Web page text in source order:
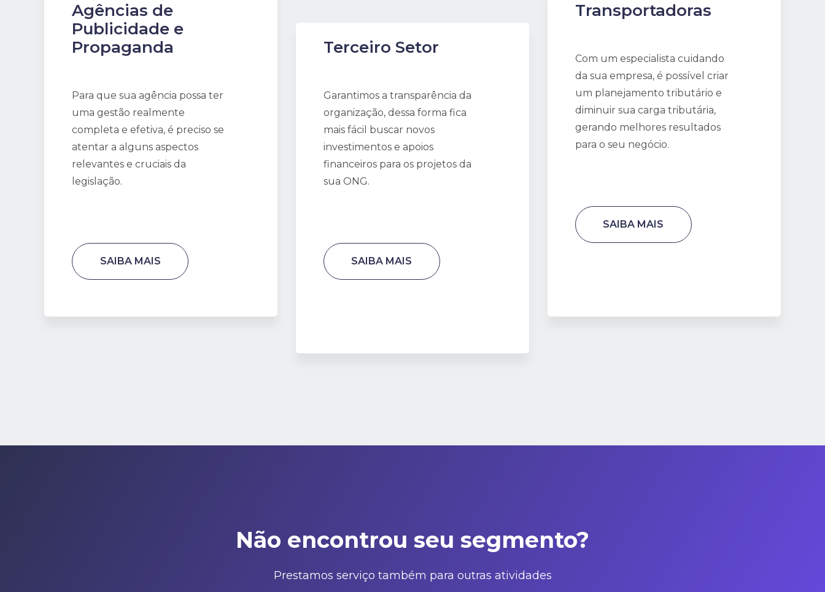
Agências de
Publicidade e
Propaganda
Para que sua agência possa ter
uma gestão realmente
completa e efetiva, é preciso se
atentar a alguns aspectos
relevantes e cruciais da
legislação.
SAIBA MAIS
Terceiro Setor
Garantimos a transparência da
organização, dessa forma fica
mais fácil buscar novos
investimentos e apoios
financeiros para os projetos da
sua ONG.
SAIBA MAIS
Transportadoras
Com um especialista cuidando
da sua empresa, é possível criar
um planejamento tributário e
diminuir sua carga tributária,
gerando melhores resultados
para o seu negócio.
SAIBA MAIS
Não encontrou seu segmento?
Prestamos serviço também para outras atividades